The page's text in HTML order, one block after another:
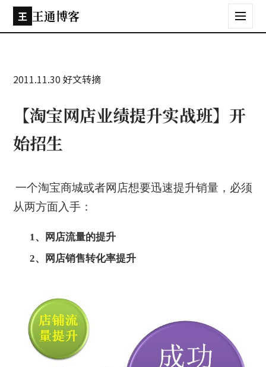
王 王通博客
2011.11.30好文转摘
【淘宝网店业绩提升实战班】开
始招生
一个淘宝商城或者网店想要迅速提升销量，必须
从两方面入手：
1、网店流量的提升
2、网店销售转化率提升